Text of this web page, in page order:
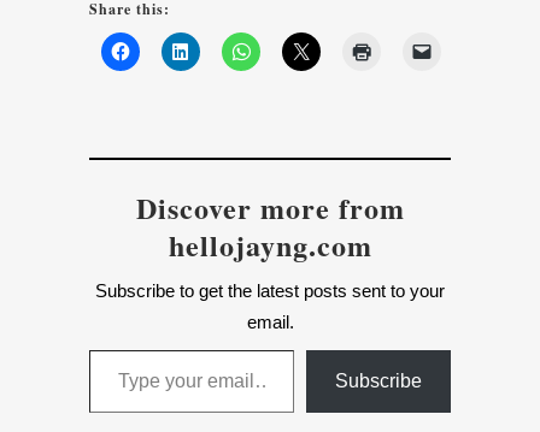
Share this:
Discover more from
hellojayng.com
Subscribe to get the latest posts sent to your
email.
Type your email…
Subscribe